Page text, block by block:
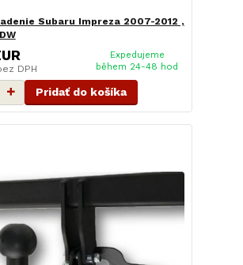
Subaru Impreza 2007-2012 ,
DPH
Expedujeme
během 24-48 hod
Pridať do košíka